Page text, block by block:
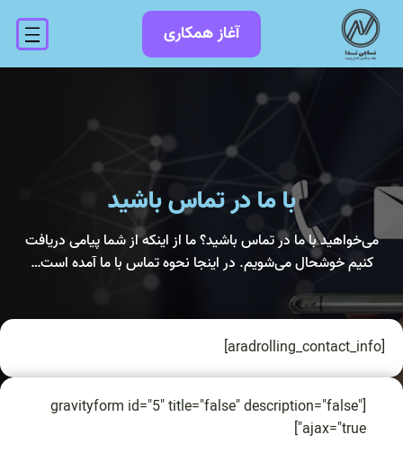
آغاز همکاری
با ما در تماس باشید
می‌خواهید با ما در تماس باشید؟ ما از اینکه از شما پیامی دریافت
کنیم خوشحال می‌شویم. در اینجا نحوه تماس با ما آمده است…
[aradrolling_contact_info]
[gravityform id="5" title="false" description="false"
ajax="true"]